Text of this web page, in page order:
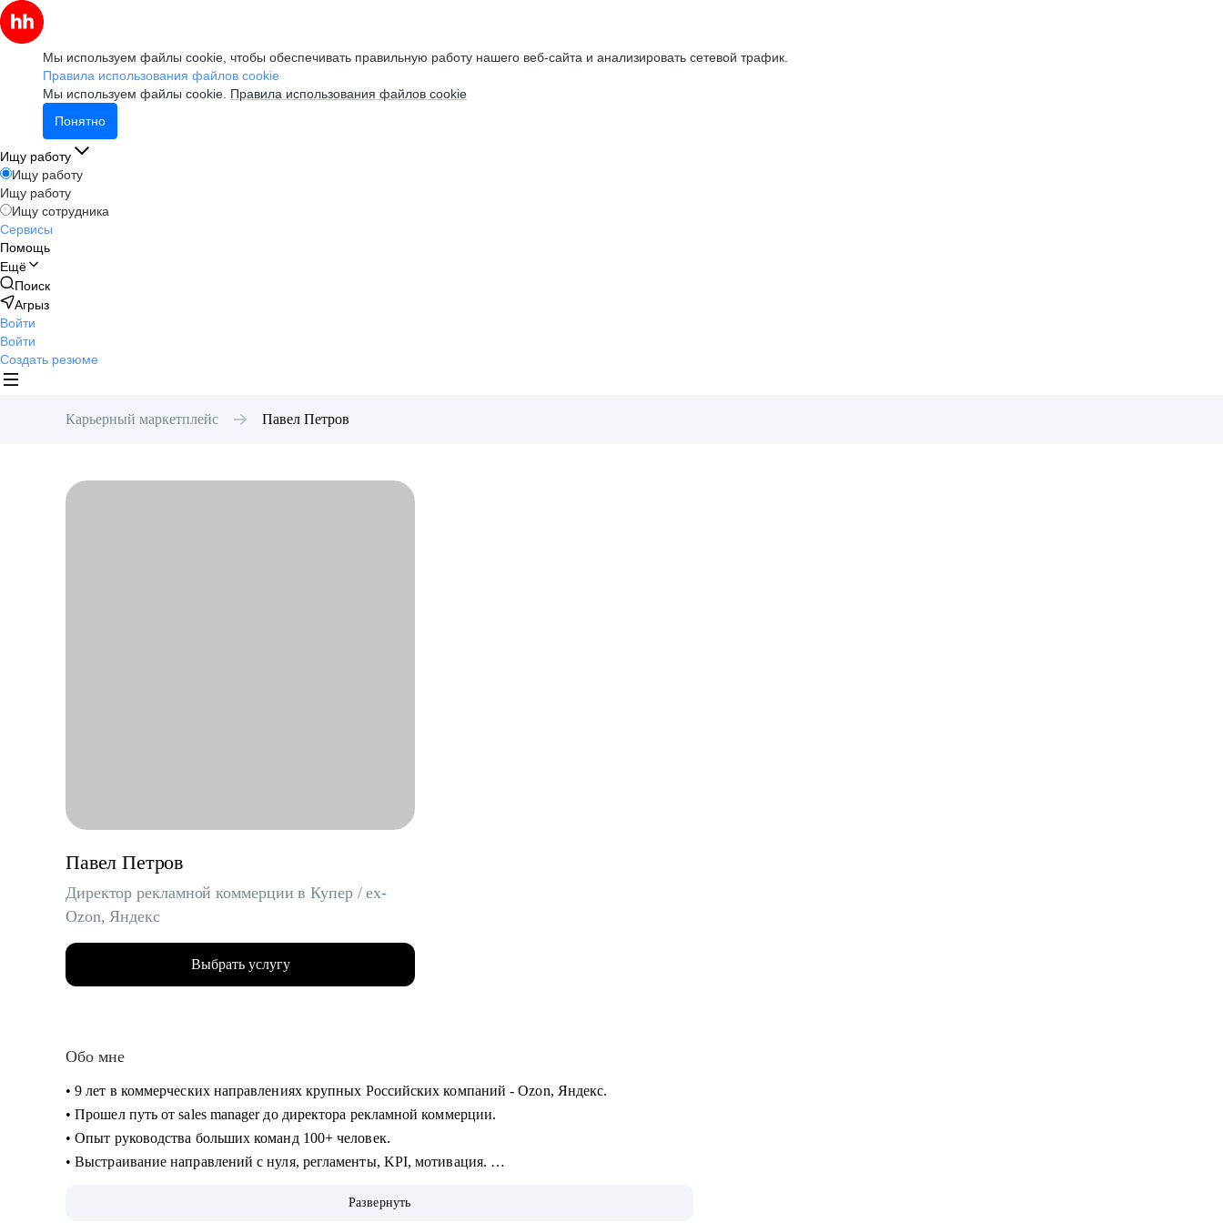
Мы используем файлы cookie, чтобы обеспечивать правильную работу нашего веб-сайта и анализировать сетевой трафик.
Правила использования файлов cookie
Мы используем файлы cookie. Правила использования файлов cookie
Понятно
Ищу работу
Ищу работу
Ищу работу
Ищу сотрудника
Сервисы
Помощь
Ещё
Поиск
Агрыз
Войти
Войти
Создать резюме
Карьерный маркетплейс Павел Петров
Павел Петров
Директор рекламной коммерции в Купер / ex-
Ozon, Яндекс
Выбрать услугу
Обо мне
• 9 лет в коммерческих направлениях крупных Российских компаний - Ozon, Яндекс.
• Прошел путь от sales manager до директора рекламной коммерции.
• Опыт руководства больших команд 100+ человек.
• Выстраивание направлений с нуля, регламенты, KPI, мотивация.
• Спикер-эксперт в Phoenix Education — бюро образовательных проектов.
Развернуть